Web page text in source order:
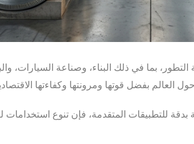
بما في ذلك البناء، وصناعة السيارات،
للتطبيقات المتقدمة، فإن تنوع استخدامات